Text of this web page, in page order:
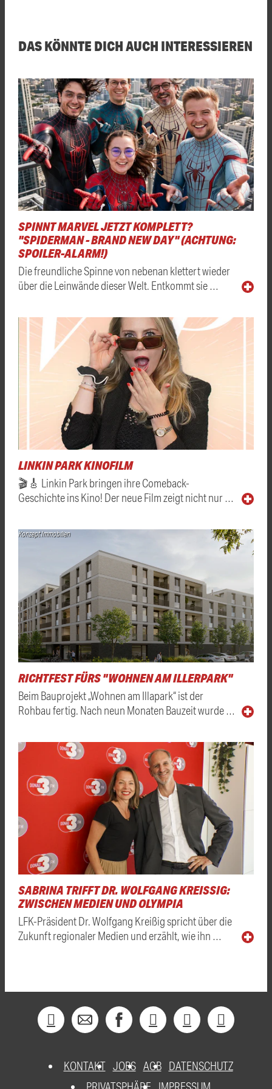
DAS KÖNNTE DICH AUCH INTERESSIEREN
SPINNT MARVEL JETZT KOMPLETT?
"SPIDERMAN - BRAND NEW DAY" (ACHTUNG:
SPOILER-ALARM!)
Die freundliche Spinne von nebenan klettert wieder
über die Leinwände dieser Welt. Entkommt sie …
LINKIN PARK KINOFILM
🎬🎸 Linkin Park bringen ihre Comeback-
Geschichte ins Kino! Der neue Film zeigt nicht nur …
Konzept Immobilien
RICHTFEST FÜRS "WOHNEN AM ILLERPARK"
Beim Bauprojekt „Wohnen am Illapark“ ist der
Rohbau fertig. Nach neun Monaten Bauzeit wurde …
SABRINA TRIFFT DR. WOLFGANG KREISSIG: Z
WISCHEN MEDIEN UND OLYMPIA
LFK-Präsident Dr. Wolfgang Kreißig spricht über die
Zukunft regionaler Medien und erzählt, wie ihn …
KONTAKT JOBS AGB DATENSCHUTZ
PRIVATSPHÄRE
IMPRESSUM